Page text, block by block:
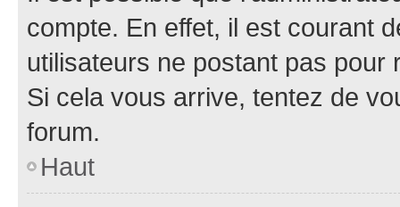
compte. En effet, il est courant
utilisateurs ne postant pas pour
Si cela vous arrive, tentez de
forum.
Haut